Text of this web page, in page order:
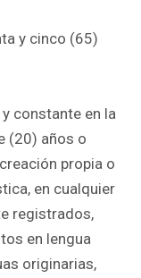
y cinco (65)
constante en la
(20) años o
propia o
en cualquier
registrados,
en lengua
originarias,